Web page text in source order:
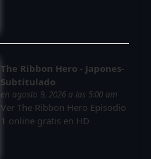
The Ribbon Hero - Japones-
Subtitulado
en agosto 9, 2026 a las 5:00 am
Ver The Ribbon Hero Episodio
1 online gratis en HD